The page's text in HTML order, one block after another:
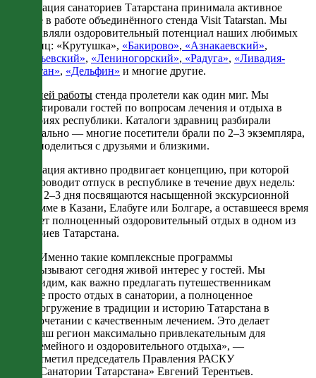
Ассоциация санаториев Татарстана принимала активное
участие в работе объединённого стенда Visit Tatarstan. Мы
представляли оздоровительный потенциал наших любимых
здравниц: «Крутушка», «Бакирово», «Азнакаевский»,
«Васильевский», «Лениногорский», «Радуга», «Ливадия-
Татарстан», «Дельфин» и многие другие.
Пять дней работы стенда пролетели как один миг. Мы
консультировали гостей по вопросам лечения и отдыха в
санаториях республики. Каталоги здравниц разбирали
моментально — многие посетители брали по 2–3 экземпляра,
чтобы поделиться с друзьями и близкими.
Ассоциация активно продвигает концепцию, при которой
гость проводит отпуск в республике в течение двух недель:
первые 2–3 дня посвящаются насыщенной экскурсионной
программе в Казани, Елабуге или Болгаре, а оставшееся время
занимает полноценный оздоровительный отдых в одном из
санаториев Татарстана.
«Именно такие комплексные программы
вызывают сегодня живой интерес у гостей. Мы
видим, как важно предлагать путешественникам
не просто отдых в санатории, а полноценное
погружение в традиции и историю Татарстана в
сочетании с качественным лечением. Это делает
наш регион максимально привлекательным для
семейного и оздоровительного отдыха», —
отметил председатель Правления РАСКУ
«Санатории Татарстана» Евгений Терентьев.